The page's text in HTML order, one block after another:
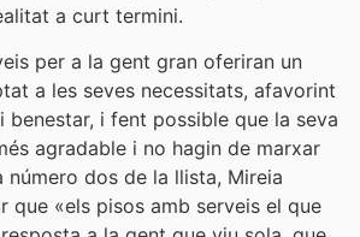
a curt termini.
per a la gent gran oferiran un
a les seves necessitats, afavorint
benestar, i fent possible que la seva
agradable i no hagin de marxar
número dos de la llista, Mireia
que «els pisos amb serveis el que